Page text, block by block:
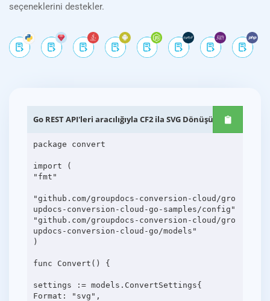
seçeneklerini destekler.
Go REST API'leri aracılığıyla CF2 ila SVG Dönüşümü
package convert
import (
"fmt"
"github.com/groupdocs-conversion-cloud/gro
updocs-conversion-cloud-go-samples/config"
"github.com/groupdocs-conversion-cloud/gro
updocs-conversion-cloud-go/models"
)
func Convert() {
settings := models.ConvertSettings{
Format: "svg",